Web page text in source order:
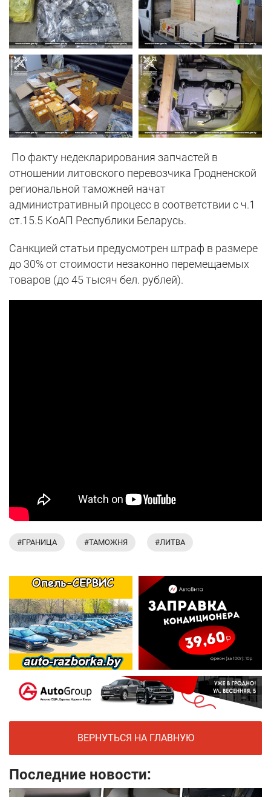
По факту недекларирования запчастей в
отношении литовского перевозчика Гродненской
региональной таможней начат
административный процесс в соответствии с ч.1
ст.15.5 КоАП Республики Беларусь.
Санкцией статьи предусмотрен штраф в размере
до 30% от стоимости незаконно перемещаемых
товаров (до 45 тысяч бел. рублей).
#ГРАНИЦА #ТАМОЖНЯ #ЛИТВА
ВЕРНУТЬСЯ НА ГЛАВНУЮ
Последние новости: